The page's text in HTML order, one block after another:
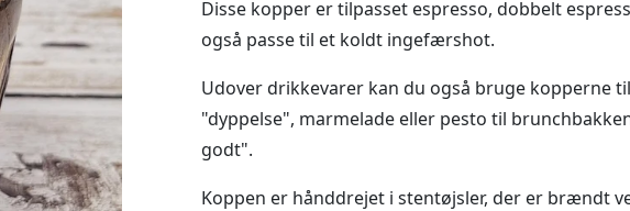
Disse kopper er tilpasset espresso, dobbelt
også passe til et koldt ingefærshot.
Udover drikkevarer kan du også bruge kopperne
"dyppelse", marmelade eller pesto til
godt".
Koppen er hånddrejet i stentøjsler, der er brændt